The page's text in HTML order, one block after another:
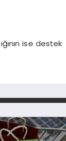
ise destek